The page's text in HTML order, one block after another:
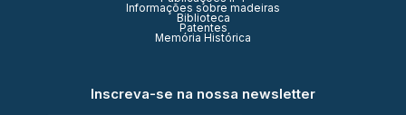
Informações sobre madeiras
Biblioteca
Patentes
Memória Histórica
Inscreva-se na nossa newsletter